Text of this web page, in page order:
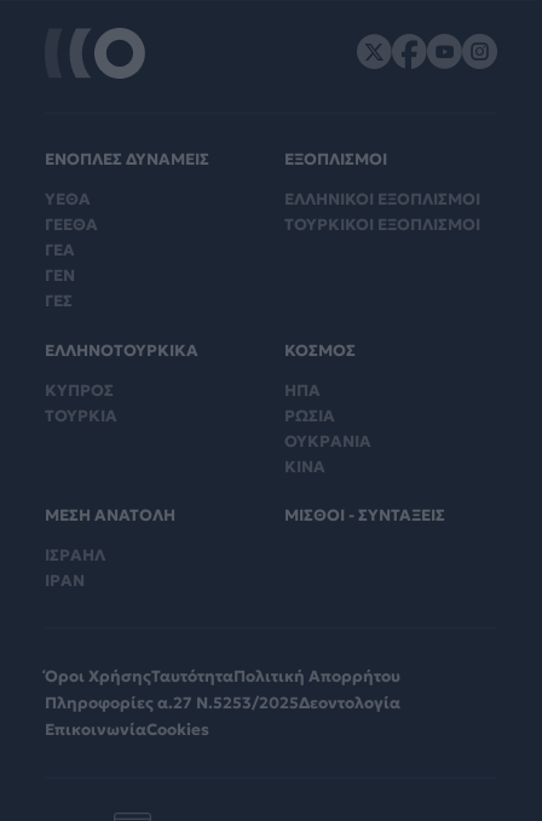
ΕΝΟΠΛΕΣ ΔΥΝΑΜΕΙΣ
ΥΕΘΑ
ΓΕΕΘΑ
ΓΕΑ
ΓΕΝ
ΓΕΣ
ΕΞΟΠΛΙΣΜΟΙ
ΕΛΛΗΝΙΚΟΙ ΕΞΟΠΛΙΣΜΟΙ
ΤΟΥΡΚΙΚΟΙ ΕΞΟΠΛΙΣΜΟΙ
ΕΛΛΗΝΟΤΟΥΡΚΙΚΑ
ΚΥΠΡΟΣ
ΤΟΥΡΚΙΑ
ΚΟΣΜΟΣ
ΗΠΑ
ΡΩΣΙΑ
ΟΥΚΡΑΝΙΑ
ΚΙΝΑ
ΜΕΣΗ ΑΝΑΤΟΛΗ
ΙΣΡΑΗΛ
ΙΡΑΝ
ΜΙΣΘΟΙ - ΣΥΝΤΑΞΕΙΣ
Όροι ΧρήσηςΤαυτότηταΠολιτική Απορρήτου
Πληροφορίες α.27 Ν.5253/2025Δεοντολογία
ΕπικοινωνίαCookies